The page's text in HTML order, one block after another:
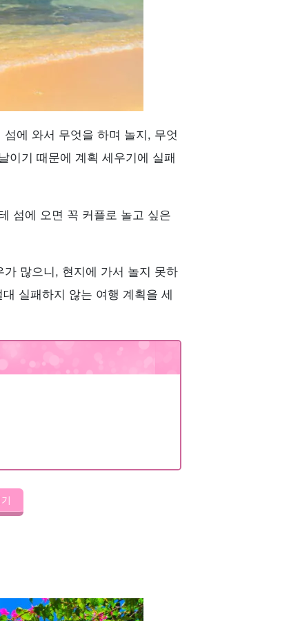
에 와서 무엇을 하며 놀지, 무엇
이기 때문에 계획 세우기에 실패
섬에 오면 꼭 커플로 놀고 싶은
많으니, 현지에 가서 놀지 못하
실패하지 않는 여행 계획을 세